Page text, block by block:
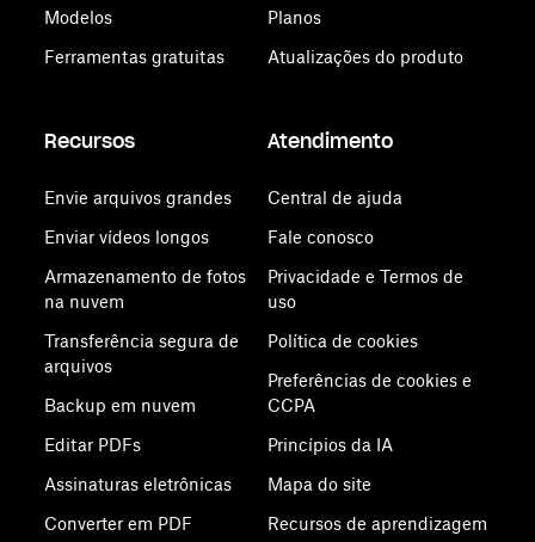
Modelos
Ferramentas gratuitas
Planos
Atualizações do produto
Recursos
Envie arquivos grandes
Enviar vídeos longos
Armazenamento de fotos
na nuvem
Transferência segura de
arquivos
Backup em nuvem
Editar PDFs
Assinaturas eletrônicas
Converter em PDF
Atendimento
Central de ajuda
Fale conosco
Privacidade e Termos de
uso
Política de cookies
Preferências de cookies e
CCPA
Princípios da IA
Mapa do site
Recursos de aprendizagem